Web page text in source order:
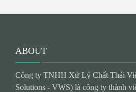
ABOUT
Công ty TNHH Xử Lý Chất Thải
Solutions - VWS) là công ty thành